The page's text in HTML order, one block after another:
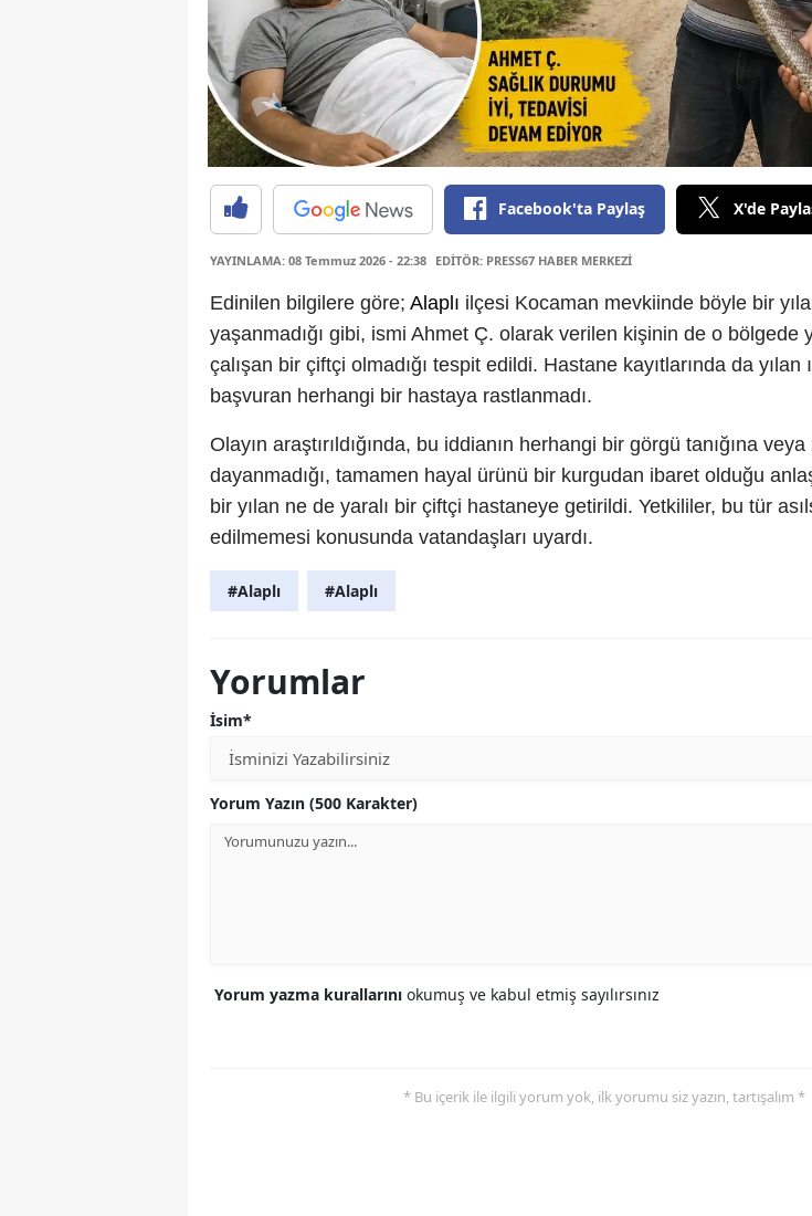
Facebook'ta Paylaş X'de
YAYINLAMA: 08 Temmuz 2026 - 22:38 EDİTÖR: PRESS67 HABER MERKEZİ
Edinilen bilgilere göre; Alaplı ilçesi Kocaman mevkiinde böyle bir
yaşanmadığı gibi, ismi Ahmet Ç. olarak verilen kişinin de o bölgede
çalışan bir çiftçi olmadığı tespit edildi. Hastane kayıtlarında da yılan
başvuran herhangi bir hastaya rastlanmadı.
Olayın araştırıldığında, bu iddianın herhangi bir görgü tanığına
dayanmadığı, tamamen hayal ürünü bir kurgudan ibaret olduğu
bir yılan ne de yaralı bir çiftçi hastaneye getirildi. Yetkililer, bu tür
edilmemesi konusunda vatandaşları uyardı.
#Alaplı #Alaplı
Yorumlar
İsim*
Yorum Yazın (500 Karakter)
Yorum yazma kurallarını okumuş ve kabul etmiş sayılırsınız
* Bu içerik ile ilgili yorum yok, ilk yorumu siz yazın, tartışalım *